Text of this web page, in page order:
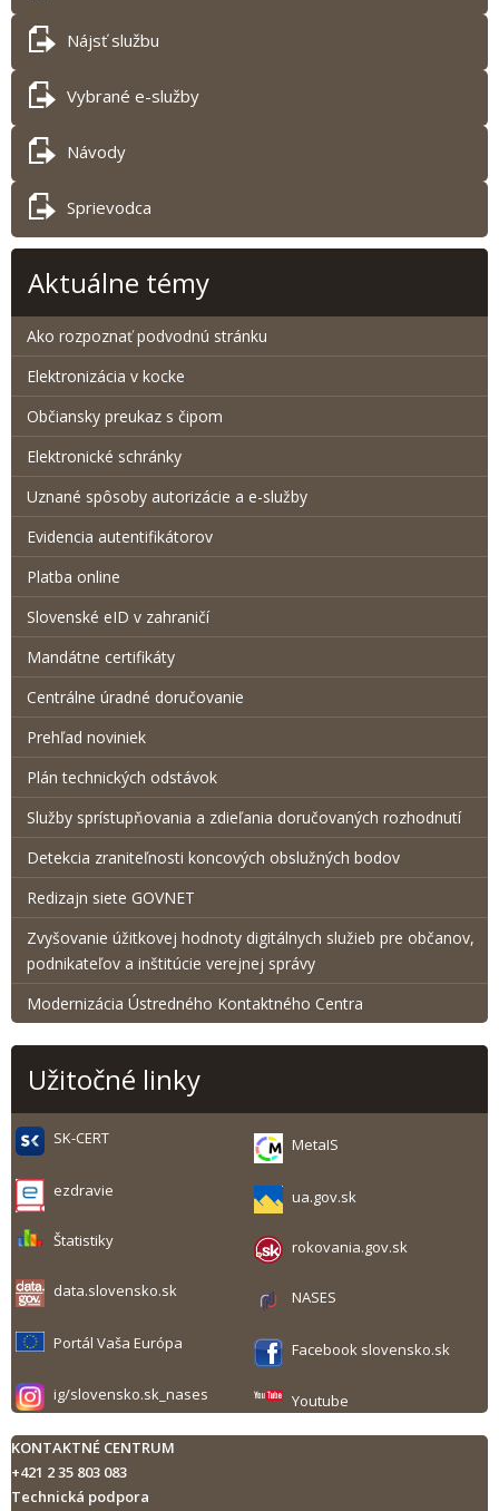
Nájsť službu
Vybrané e-služby
Návody
Sprievodca
Aktuálne témy
Ako rozpoznať podvodnú stránku
Elektronizácia v kocke
Občiansky preukaz s čipom
Elektronické schránky
Uznané spôsoby autorizácie a e-služby
Evidencia autentifikátorov
Platba online
Slovenské eID v zahraničí
Mandátne certifikáty
Centrálne úradné doručovanie
Prehľad noviniek
Plán technických odstávok
Služby sprístupňovania a zdieľania doručovaných rozhodnutí
Detekcia zraniteľnosti koncových obslužných bodov
Redizajn siete GOVNET
Zvyšovanie úžitkovej hodnoty digitálnych služieb pre občanov,
podnikateľov a inštitúcie verejnej správy
Modernizácia Ústredného Kontaktného Centra
Užitočné linky
SK-CERT MetaIS
ezdravie ua.gov.sk
Štatistiky rokovania.gov.sk
data.slovensko.sk NASES
Portál Vaša Európa Facebook slovensko.sk
ig/slovensko.sk_nases Youtube
KONTAKTNÉ CENTRUM
+421 2 35 803 083
Technická podpora